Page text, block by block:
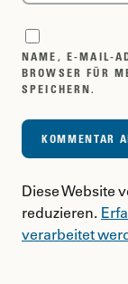
NAME, E-MAIL-
BROWSER FÜR
SPEICHERN.
Diese Website
reduzieren.
verarbeitet